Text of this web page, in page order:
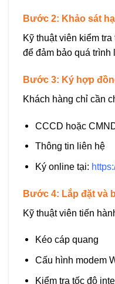
Bước 2: Khảo sát
Kỹ thuật viên kiểm
để đảm bảo quá trình
Bước 3: Ký hợp
Khách hàng chỉ cần
CCCD hoặc
Thông tin liên hệ
Ký online tại:
Bước 4: Lắp đặt và
Kỹ thuật viên tiến
Kéo cáp quang
Cấu hình modem
Kiểm tra tốc độ